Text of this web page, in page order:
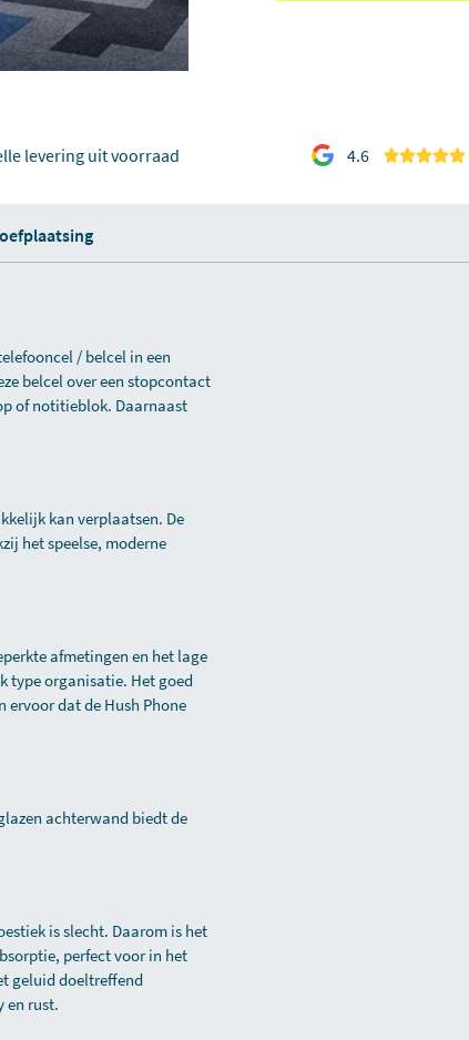
levering uit voorraad 4.6
/ belcel in een
belcel over een stopcontact
of notitieblok. Daarnaast
kan verplaatsen. De
het speelse, moderne
afmetingen en het lage
type organisatie. Het goed
dat de Hush Phone
achterwand biedt de
is slecht. Daarom is het
perfect voor in het
geluid doeltreffend
en rust.